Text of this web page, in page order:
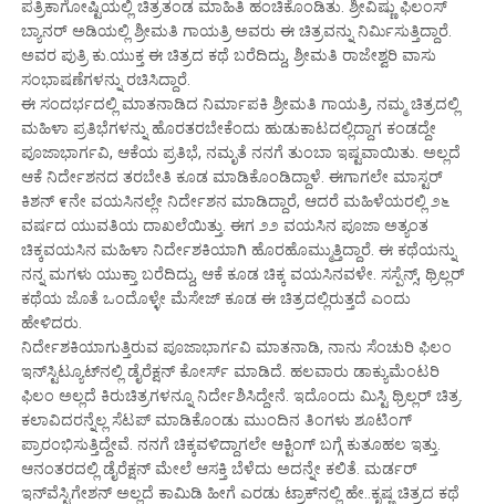
ಪತ್ರಿಕಾಗೋಷ್ಟಿಯಲ್ಲಿ ಚಿತ್ರತಂಡ ಮಾಹಿತಿ ಹಂಚಿಕೊಂಡಿತು. ಶ್ರೀವಿಷ್ಣು ಫಿಲಂಸ್
ಬ್ಯಾನರ್ ಅಡಿಯಲ್ಲಿ ಶ್ರೀಮತಿ ಗಾಯತ್ರಿ ಅವರು ಈ ಚಿತ್ರವನ್ನು ನಿರ್ಮಿಸುತ್ತಿದ್ದಾರೆ.
ಅವರ ಪುತ್ರಿ ಕು.ಯುಕ್ತ ಈ ಚಿತ್ರದ ಕಥೆ ಬರೆದಿದ್ದು, ಶ್ರೀಮತಿ ರಾಜೇಶ್ವರಿ ವಾಸು
ಸಂಭಾಷಣೆಗಳನ್ನು ರಚಿಸಿದ್ದಾರೆ.
ಈ ಸಂದರ್ಭದಲ್ಲಿ ಮಾತನಾಡಿದ ನಿರ್ಮಾಪಕಿ ಶ್ರೀಮತಿ ಗಾಯತ್ರಿ, ನಮ್ಮ ಚಿತ್ರದಲ್ಲಿ
ಮಹಿಳಾ ಪ್ರತಿಭೆಗಳನ್ನು ಹೊರತರಬೇಕೆಂದು ಹುಡುಕಾಟದಲ್ಲಿದ್ದಾಗ ಕಂಡದ್ದೇ
ಪೂಜಾಭಾರ್ಗವಿ, ಆಕೆಯ ಪ್ರತಿಭೆ, ನಮೃತೆ ನನಗೆ ತುಂಬಾ ಇಷ್ಟವಾಯಿತು. ಅಲ್ಲದೆ
ಆಕೆ ನಿರ್ದೇಶನದ ತರಬೇತಿ ಕೂಡ ಮಾಡಿಕೊಂಡಿದ್ದಾಳೆ. ಈಗಾಗಲೇ ಮಾಸ್ಟರ್
ಕಿಶನ್ ೯ನೇ ವಯಸಿನಲ್ಲೇ ನಿರ್ದೇಶನ ಮಾಡಿದ್ದಾರೆ, ಆದರೆ ಮಹಿಳೆಯರಲ್ಲಿ ೨೬
ವರ್ಷದ ಯುವತಿಯ ದಾಖಲೆಯಿತ್ತು. ಈಗ ೨೨ ವಯಸಿನ ಪೂಜಾ ಅತ್ಯಂತ
ಚಿಕ್ಕವಯಸಿನ ಮಹಿಳಾ ನಿರ್ದೇಶಕಿಯಾಗಿ ಹೊರಹೊಮ್ಮುತ್ತಿದ್ದಾರೆ. ಈ ಕಥೆಯನ್ನು
ನನ್ನ ಮಗಳು ಯುಕ್ತಾ ಬರೆದಿದ್ದು, ಆಕೆ ಕೂಡ ಚಿಕ್ಕ ವಯಸಿನವಳೇ. ಸಸ್ಪೆನ್ಸ್, ಥ್ರಿಲ್ಲರ್
ಕಥೆಯ ಜೊತೆ ಒಂದೊಳ್ಳೇ ಮೆಸೇಜ್ ಕೂಡ ಈ ಚಿತ್ರದಲ್ಲಿರುತ್ತದೆ ಎಂದು
ಹೇಳಿದರು.
ನಿರ್ದೇಶಕಿಯಾಗುತ್ತಿರುವ ಪೂಜಾಭಾರ್ಗವಿ ಮಾತನಾಡಿ, ನಾನು ಸೆಂಚುರಿ ಫಿಲಂ
ಇನ್‌ಸ್ಟಿಟ್ಯೂಟ್‌ನಲ್ಲಿ ಡೈರೆಕ್ಷನ್ ಕೋರ್ಸ್ ಮಾಡಿದೆ. ಹಲವಾರು ಡಾಕ್ಯುಮೆಂಟರಿ
ಫಿಲಂ ಅಲ್ಲದೆ ಕಿರುಚಿತ್ರಗಳನ್ನೂ ನಿರ್ದೇಶಿಸಿದ್ದೇನೆ. ಇದೊಂದು ಮಿಸ್ಟಿ ಥ್ರಿಲ್ಲರ್ ಚಿತ್ರ.
ಕಲಾವಿದರನ್ನೆಲ್ಲ ಸೆಟಪ್ ಮಾಡಿಕೊಂಡು ಮುಂದಿನ ತಿಂಗಳು ಶೂಟಿಂಗ್
ಪ್ರಾರಂಭಿಸುತ್ತಿದ್ದೇವೆ. ನನಗೆ ಚಿಕ್ಕವಳಿದ್ದಾಗಲೇ ಆಕ್ಟಿಂಗ್ ಬಗ್ಗೆ ಕುತೂಹಲ ಇತ್ತು.
ಆನಂತರದಲ್ಲಿ ಡೈರೆಕ್ಷನ್ ಮೇಲೆ ಆಸಕ್ತಿ ಬೆಳೆದು ಅದನ್ನೇ ಕಲಿತೆ. ಮರ್ಡರ್
ಇನ್‌ವೆಸ್ಟಿಗೇಶನ್ ಅಲ್ಲದೆ ಕಾಮಿಡಿ ಹೀಗೆ ಎರಡು ಟ್ರಾಕ್‌ನಲ್ಲಿ ಹೇ..ಕೃಷ್ಣ ಚಿತ್ರದ ಕಥೆ